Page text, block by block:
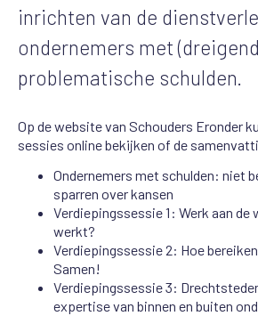
inrichten van de
ondernemers met
problematische schulden.
Op de website van Schouders Eronder
sessies online bekijken of de
Ondernemers met schulden: niet
sparren over kansen
Verdiepingssessie 1: Werk aan de
werkt?
Verdiepingssessie 2: Hoe
Samen!
Verdiepingssessie 3:
expertise van binnen en buiten